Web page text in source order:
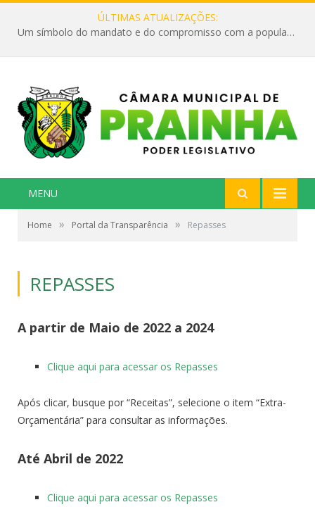
ÚLTIMAS ATUALIZAÇÕES:
Um símbolo do mandato e do compromisso com a população
MENU
Home » Portal da Transparência » Repasses
REPASSES
A partir de Maio de 2022 a 2024
Clique aqui para acessar os Repasses
Após clicar, busque por “Receitas”, selecione o item “Extra-
Orçamentária” para consultar as informações.
Até Abril de 2022
Clique aqui para acessar os Repasses